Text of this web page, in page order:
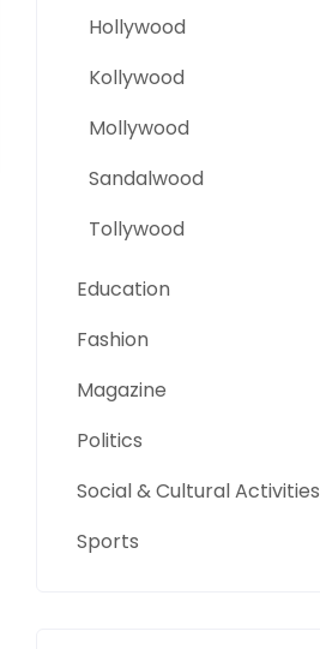
Hollywood
Kollywood
Mollywood
Sandalwood
Tollywood
Education
Fashion
Magazine
Politics
Social & Cultural Activities
Sports